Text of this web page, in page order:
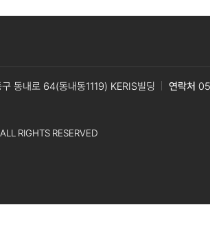
동내로 64(동내동1119) KERIS빌딩 연락처
RIGHTS RESERVED